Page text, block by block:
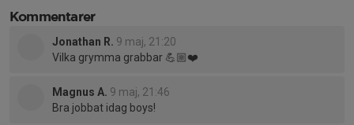
Kommentarer
Jonathan R. 9 maj, 21:20
Vilka grymma grabbar 💪🏼❤️
Magnus A. 9 maj, 21:46
Bra jobbat idag boys!